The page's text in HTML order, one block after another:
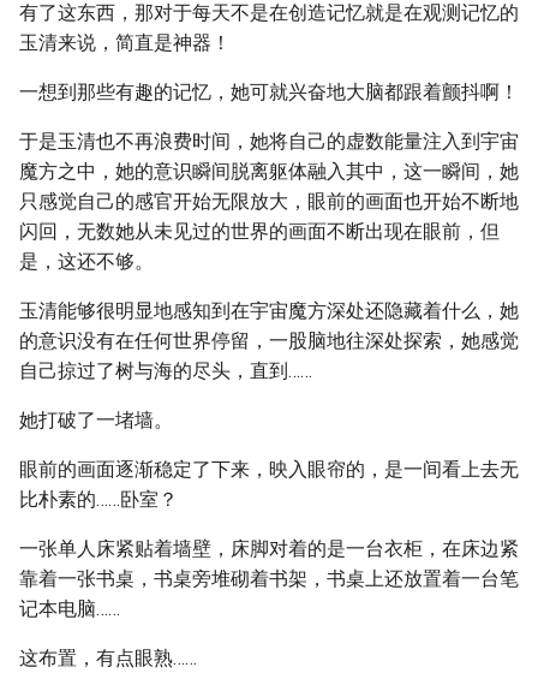
有了这东西，那对于每天不是在创造记忆就是在观测记忆的
玉清来说，简直是神器！
一想到那些有趣的记忆，她可就兴奋地大脑都跟着颤抖啊！
于是玉清也不再浪费时间，她将自己的虚数能量注入到宇宙
魔方之中，她的意识瞬间脱离躯体融入其中，这一瞬间，她
只感觉自己的感官开始无限放大，眼前的画面也开始不断地
闪回，无数她从未见过的世界的画面不断出现在眼前，但
是，这还不够。
玉清能够很明显地感知到在宇宙魔方深处还隐藏着什么，她
的意识没有在任何世界停留，一股脑地往深处探索，她感觉
自己掠过了树与海的尽头，直到……
她打破了一堵墙。
眼前的画面逐渐稳定了下来，映入眼帘的，是一间看上去无
比朴素的……卧室？
一张单人床紧贴着墙壁，床脚对着的是一台衣柜，在床边紧
靠着一张书桌，书桌旁堆砌着书架，书桌上还放置着一台笔
记本电脑……
这布置，有点眼熟……